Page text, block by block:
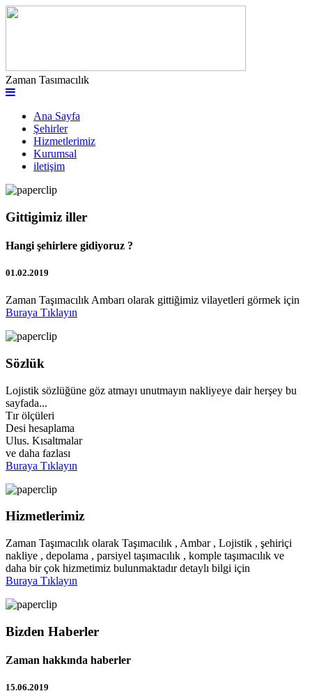
Zaman Tasımacılık
Ana Sayfa
Şehirler
Hizmetlerimiz
Kurumsal
iletişim
Gittigimiz iller
Hangi şehirlere gidiyoruz ?
01.02.2019
Zaman Taşımacılık Ambarı olarak gittiğimiz vilayetleri görmek için
Buraya Tıklayın
Sözlük
Lojistik sözlüğüne göz atmayı unutmayın nakliyeye dair herşey bu
sayfada...
Tır ölçüleri
Desi hesaplama
Ulus. Kısaltmalar
ve daha fazlası
Buraya Tıklayın
Hizmetlerimiz
Zaman Taşımacılık olarak Taşımacılık , Ambar , Lojistik , şehiriçi
nakliye , depolama , parsiyel taşımacılık , komple taşımacılık ve
daha bir çok hizmetimiz bulunmaktadır detaylı bilgi için
Buraya Tıklayın
Bizden Haberler
Zaman hakkında haberler
15.06.2019